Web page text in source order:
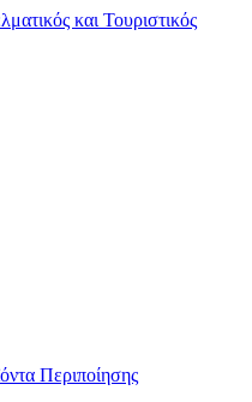
Περιποίησης